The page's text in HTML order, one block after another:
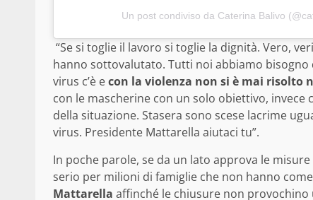
Un post condiviso da Caterina Balivo
“Se si toglie il lavoro si toglie la dignità. Vero,
hanno sottovalutato. Tutti noi abbiamo
virus c’è econ la violenza non si è mai risolto
con le mascherine con un solo obiettivo, invece
della situazione. Stasera sono scese lacrime
virus. Presidente Mattarella aiutaci tu”.
In poche parole, se da un lato approva le
serio per milioni di famiglie che non hanno
Mattarella affinché le chiusure non